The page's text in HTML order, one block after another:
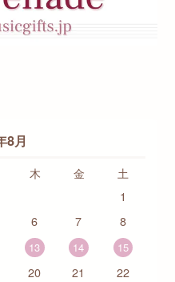
8月
木 金
土
1
6 7 8
13 14
15
20 21 22